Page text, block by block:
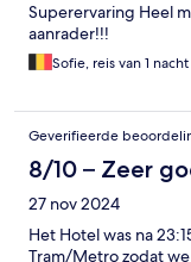
Superervaring Heel
aanrader!!!
Sofie, reis van 1 nacht
Geverifieerde
8/10 – Zeer
27 nov 2024
Het Hotel was na
Tram/Metro zodat